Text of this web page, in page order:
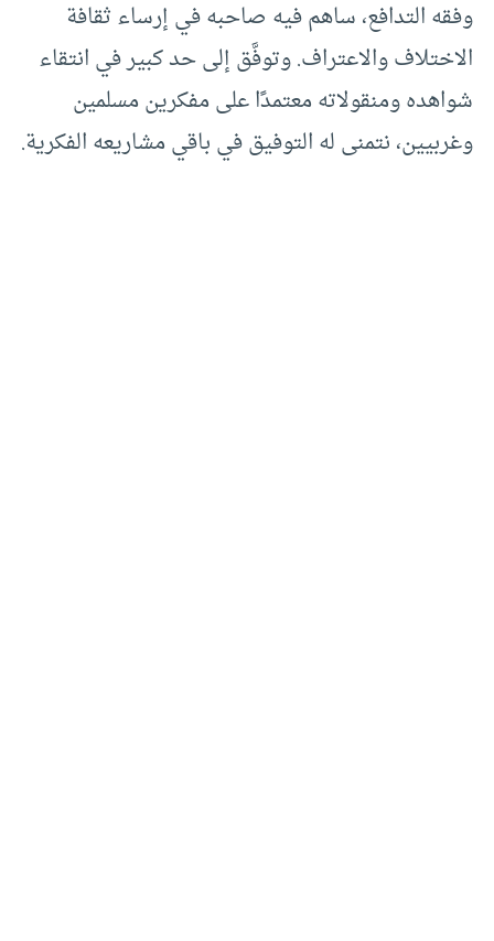
وفقه التدافع، ساهم فيه صاحبه في إرساء ثقافة
الاختلاف والاعتراف. وتوفَّق إلى حد كبير في انتقاء
شواهده ومنقولاته معتمدًا على مفكرين مسلمين
وغربيين، نتمنى له التوفيق في باقي مشاريعه الفكرية.